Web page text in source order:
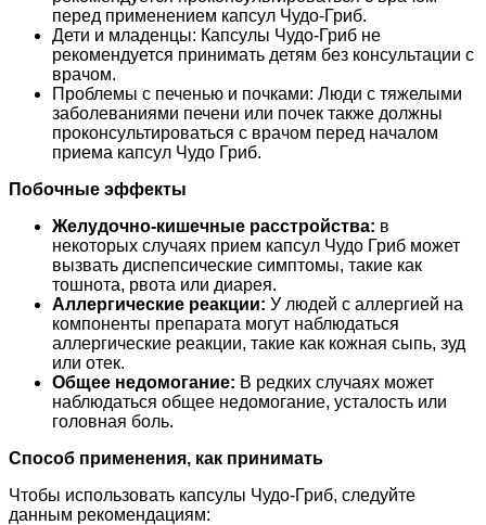
перед применением капсул Чудо-Гриб.
Дети и младенцы: Капсулы Чудо-Гриб не
рекомендуется принимать детям без консультации с
врачом.
Проблемы с печенью и почками: Люди с тяжелыми
заболеваниями печени или почек также должны
проконсультироваться с врачом перед началом
приема капсул Чудо Гриб.
Побочные эффекты
Желудочно-кишечные расстройства: в
некоторых случаях прием капсул Чудо Гриб может
вызвать диспепсические симптомы, такие как
тошнота, рвота или диарея.
Аллергические реакции: У людей с аллергией на
компоненты препарата могут наблюдаться
аллергические реакции, такие как кожная сыпь, зуд
или отек.
Общее недомогание: В редких случаях может
наблюдаться общее недомогание, усталость или
головная боль.
Способ применения, как принимать
Чтобы использовать капсулы Чудо-Гриб, следуйте
данным рекомендациям: